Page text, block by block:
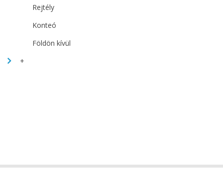
Rejtély
Konteó
Földön kívül
+